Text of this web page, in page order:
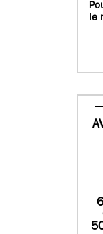
le